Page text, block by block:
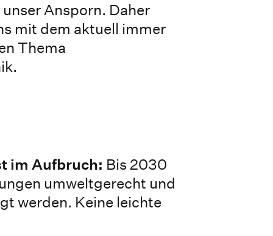
Ansporn. Daher
mit dem aktuell immer
Thema
im Aufbruch: Bis 2030
umweltgerecht und
werden. Keine leichte